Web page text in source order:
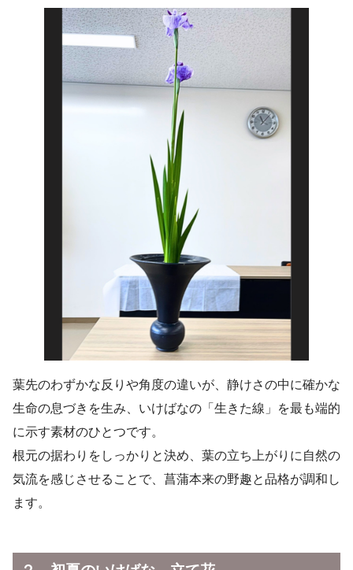
葉先のわずかな反りや角度の違いが、静けさの中に確かな
生命の息づきを生み、いけばなの「生きた線」を最も端的
に示す素材のひとつです。
根元の据わりをしっかりと決め、葉の立ち上がりに自然の
気流を感じさせることで、菖蒲本来の野趣と品格が調和し
ます。